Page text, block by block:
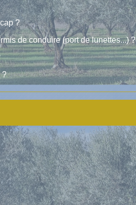
?
de conduire (port de lunettes...) ?
?